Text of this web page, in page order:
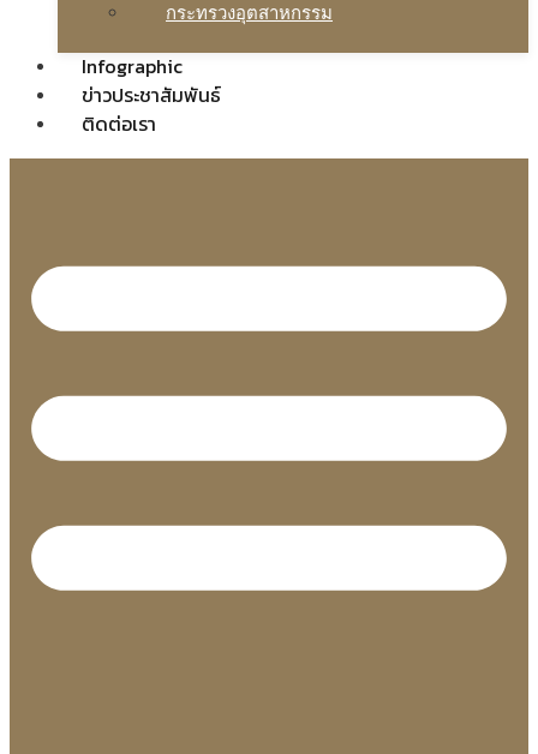
กระทรวงอุตสาหกรรม
Infographic
ข่าวประชาสัมพันธ์
ติดต่อเรา